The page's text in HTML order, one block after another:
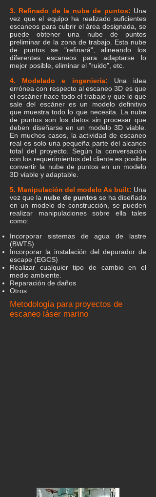
3. Refinado de la nube de puntos: Una
vez que el equipo ha realizado suficientes
escaneos para cubrir el área designada, se
puede obtener una nube de puntos
preliminar de la zona de trabajo. Esta nube
de puntos se "refinará", alineando los
diferentes escaneos para adaptarse lo
mejor posible, eliminar el "ruido", etc.
4. Modelado e ingeniería: Una idea
errónea con respecto al escaneo 3D es que
el escáner hace todo el trabajo y que lo que
sale del escáner es un modelo definitivo
que muestra todo lo que necesita. La nube
de puntos son los datos sin procesar que
deben diseñarse en un modelo 3D viable.
En muchos casos, la actividad de escaneo
real es solo una pequeña parte del alcance
total del proyecto. Según la conversación
con los requerimientos del cliente es posible
convertir la nube de puntos en un modelo
3D viable y adaptable.
5. Manipulación del modelo As built: Una
vez que la nube de puntos se ha diseñado
en un modelo de construcción, se pueden
realizar manipulaciones sobre ella tales
como:
Incorporar sistemas de agua de lastre
(BWTS)
Incorporar la instalación del depurador de
escape (EGCS)
Realizar cualquier tipo de cambio en el
medio ambiente.
Reparación de daños
Otros
Metodología para proyectos de
escaneo láser marino